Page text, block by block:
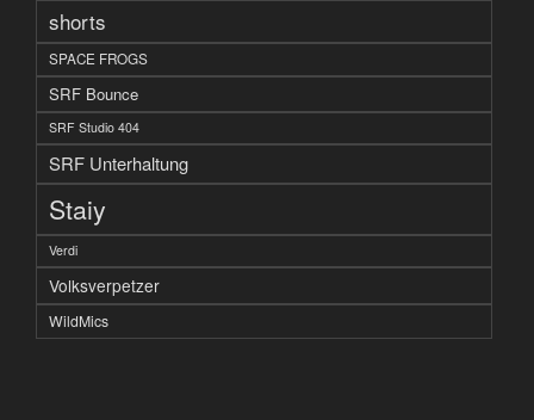
shorts
SPACE FROGS
SRF Bounce
SRF Studio 404
SRF Unterhaltung
Staiy
Verdi
Volksverpetzer
WildMics